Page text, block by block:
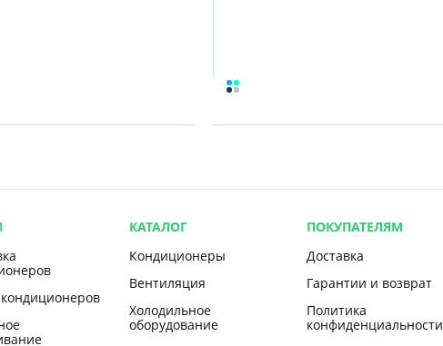
КАТАЛОГ
Кондиционеры
Вентиляция
Холодильное
оборудование
ПОКУПАТЕЛЯМ
Доставка
Гарантии и возврат
Политика
конфиденциальности